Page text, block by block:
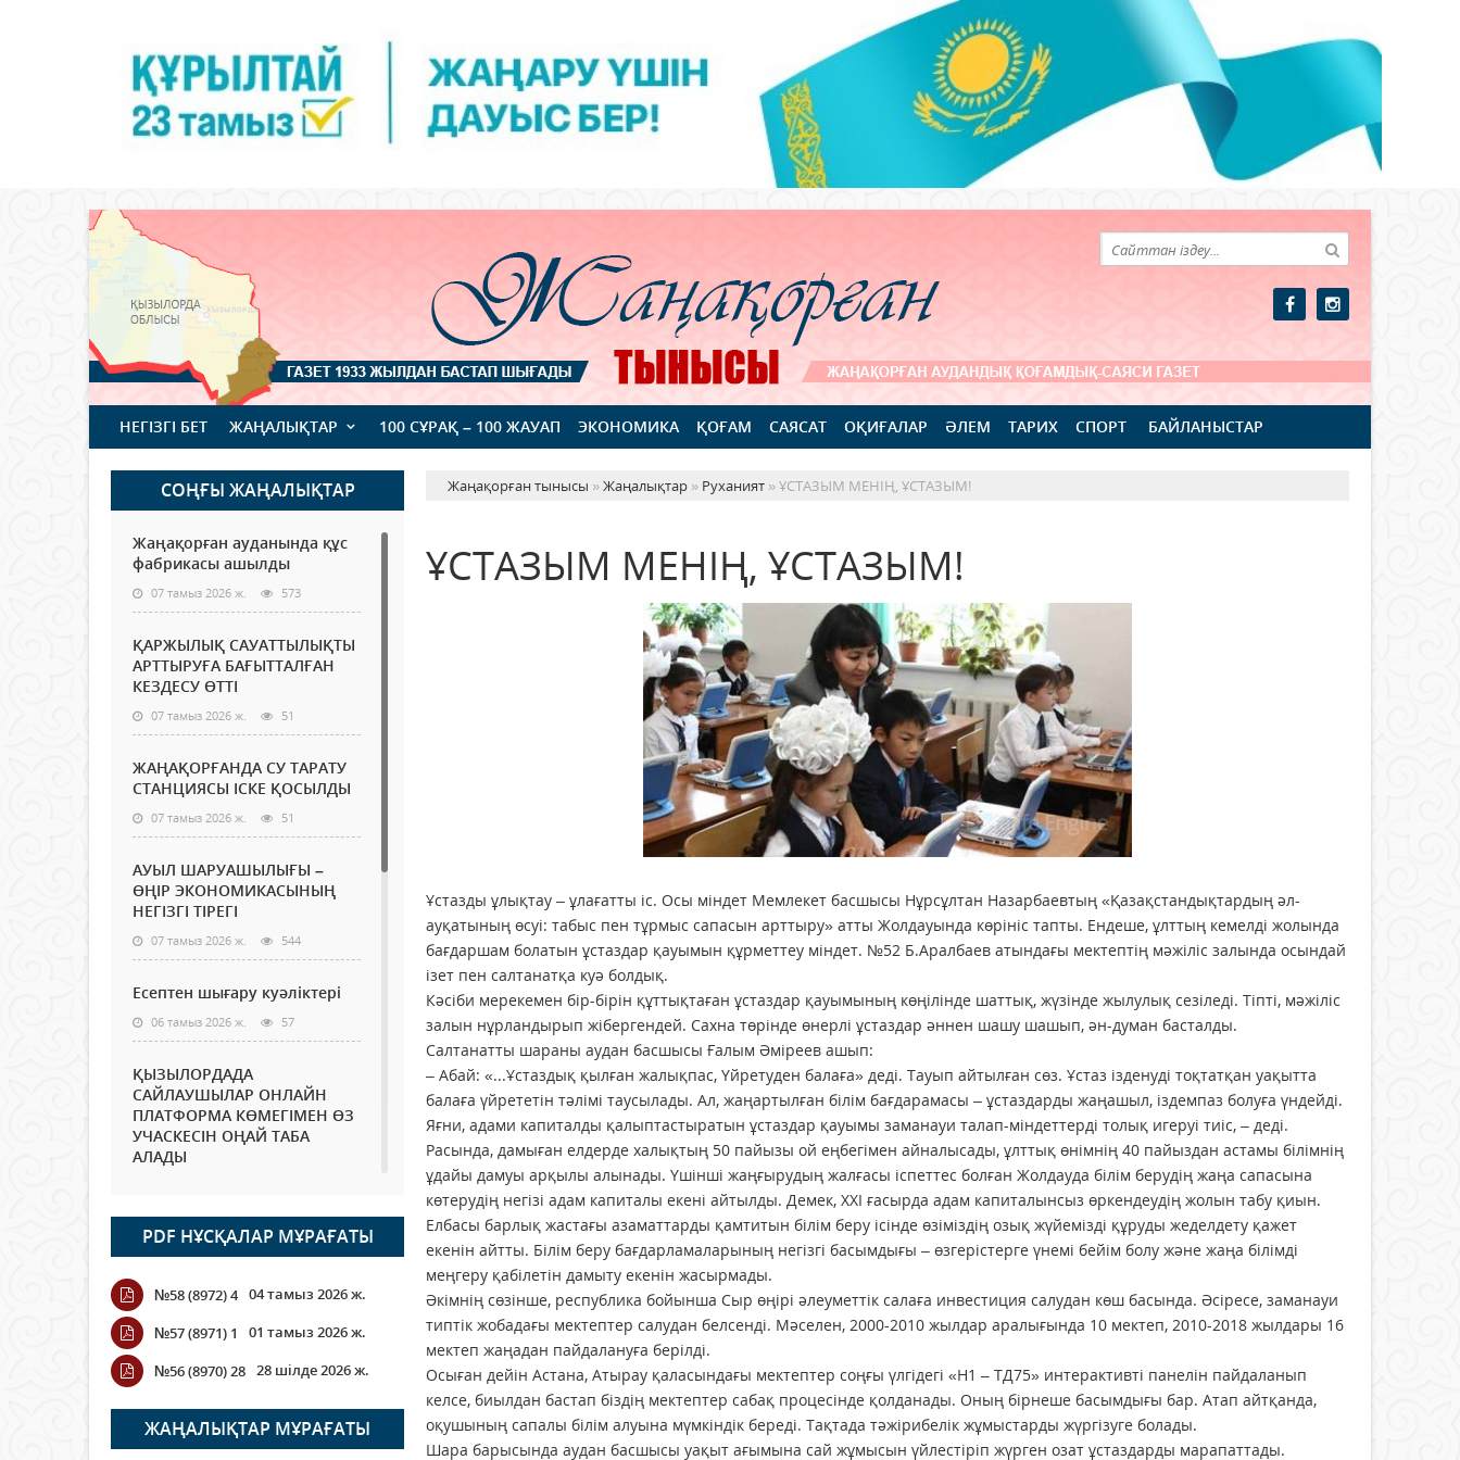
НЕГІЗГІ БЕТ ЖАҢАЛЫҚТАР 100 СҰРАҚ – 100 ЖАУАП ЭКОНОМИКА ҚОҒАМ САЯСАТ ОҚИҒАЛАР ӘЛЕМ ТАРИХ СПОРТ БАЙЛАНЫСТАР
СОҢҒЫ ЖАҢАЛЫҚТАР
Жаңақорған ауданында құс
фабрикасы ашылды
07 тамыз 2026 ж. 573
ҚАРЖЫЛЫҚ САУАТТЫЛЫҚТЫ
АРТТЫРУҒА БАҒЫТТАЛҒАН
КЕЗДЕСУ ӨТТІ
07 тамыз 2026 ж. 51
ЖАҢАҚОРҒАНДА СУ ТАРАТУ
СТАНЦИЯСЫ ІСКЕ ҚОСЫЛДЫ
07 тамыз 2026 ж. 51
АУЫЛ ШАРУАШЫЛЫҒЫ –
ӨҢІР ЭКОНОМИКАСЫНЫҢ
НЕГІЗГІ ТІРЕГІ
07 тамыз 2026 ж. 544
Есептен шығару куәліктері
06 тамыз 2026 ж. 57
ҚЫЗЫЛОРДАДА
САЙЛАУШЫЛАР ОНЛАЙН
ПЛАТФОРМА КӨМЕГІМЕН ӨЗ
УЧАСКЕСІН ОҢАЙ ТАБА
АЛАДЫ
Open Air: Қызылорда
облысы полиция
департаменті 20 мыңнан
астам көрерменнің
қауіпсіздігін қамтамасыз етті
ҚАЛАЙ ӨТЕДІ?
06 тамыз 2026 ж. 252
PDF НҰСҚАЛАР МҰРАҒАТЫ
№58 (8972) 4 04 тамыз 2026 ж.
№57 (8971) 1
01 тамыз 2026 ж.
№56 (8970) 28 28 шілде 2026 ж.
ЖАҢАЛЫҚТАР МҰРАҒАТЫ
Жаңақорған тынысы »Жаңалықтар » Руханият » ҰСТАЗЫМ МЕНІҢ, ҰСТАЗЫМ!
ҰСТАЗЫМ МЕНІҢ, ҰСТАЗЫМ!
Ұстазды ұлықтау – ұлағатты іс. Осы міндет Мемлекет басшысы Нұрсұлтан Назарбаевтың «Қазақстандықтардың әл-
ауқатының өсуі: табыс пен тұрмыс сапасын арттыру» атты Жолдауында көрініс тапты. Ендеше, ұлттың кемелді жолында
бағдаршам болатын ұстаздар қауымын құрметтеу міндет. №52 Б.Аралбаев атындағы мектептің мәжіліс залында осындай
ізет пен салтанатқа куә болдық.
Кәсіби мерекемен бір-бірін құттықтаған ұстаздар қауымының көңілінде шаттық, жүзінде жылулық сезіледі. Тіпті, мәжіліс
залын нұрландырып жібергендей. Сахна төрінде өнерлі ұстаздар әннен шашу шашып, ән-думан басталды.
Салтанатты шараны аудан басшысы Ғалым Әміреев ашып:
– Абай: «...Ұстаздық қылған жалықпас, Үйретуден балаға» деді. Тауып айтылған сөз. Ұстаз ізденуді тоқтатқан уақытта
балаға үйрететін тәлімі таусылады. Ал, жаңартылған білім бағдарамасы – ұстаздарды жаңашыл, іздемпаз болуға үндейді.
Яғни, адами капиталды қалыптастыратын ұстаздар қауымы заманауи талап-міндеттерді толық игеруі тиіс, – деді.
Расында, дамыған елдерде халықтың 50 пайызы ой еңбегімен айналысады, ұлттық өнімнің 40 пайыздан астамы білімнің
ұдайы дамуы арқылы алынады. Үшінші жаңғырудың жалғасы іспеттес болған Жолдауда білім берудің жаңа сапасына
көтерудің негізі адам капиталы екені айтылды. Демек, ХХІ ғасырда адам капиталынсыз өркендеудің жолын табу қиын.
Елбасы барлық жастағы азаматтарды қамтитын білім беру ісінде өзіміздің озық жүйемізді құруды жеделдету қажет
екенін айтты. Білім беру бағдарламаларының негізгі басымдығы – өзгерістерге үнемі бейім болу және жаңа білімді
меңгеру қабілетін дамыту екенін жасырмады.
Әкімнің сөзінше, республика бойынша Сыр өңірі әлеуметтік салаға инвестиция салудан көш басында. Әсіресе, заманауи
типтік жобадағы мектептер салудан белсенді. Мәселен, 2000-2010 жылдар аралығында 10 мектеп, 2010-2018 жылдары 16
мектеп жаңадан пайдалануға берілді.
Осыған дейін Астана, Атырау қаласындағы мектептер соңғы үлгідегі «Н1 – ТД75» интерактивті панелін пайдаланып
келсе, биылдан бастап біздің мектептер сабақ процесінде қолданады. Оның бірнеше басымдығы бар. Атап айтқанда,
оқушының сапалы білім алуына мүмкіндік береді. Тақтада тәжірибелік жұмыстарды жүргізуге болады.
Шара барысында аудан басшысы уақыт ағымына сай жұмысын үйлестіріп жүрген озат ұстаздарды марапаттады.